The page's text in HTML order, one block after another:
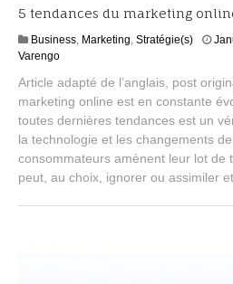
5 tendances du marketing
Business, Marketing, Stratégie(s)
Varengo
Article adapté de l’anglais, post
marketing online est en constante
toutes dernières tendances est un
la technologie et les changements
consommateurs amènent leur lot de
peut, au choix, ignorer ou assimiler